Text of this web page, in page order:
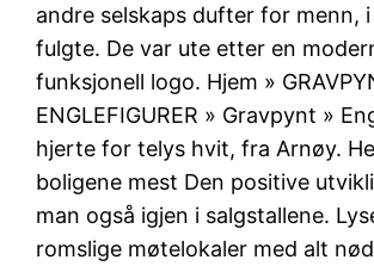
andre selskaps dufter for menn,
fulgte. De var ute etter en
funksjonell logo. Hjem »
ENGLEFIGURER » Gravpynt »
hjerte for telys hvit, fra Arnøy.
boligene mest Den positive
man også igjen i salgstallene.
romslige møtelokaler med alt